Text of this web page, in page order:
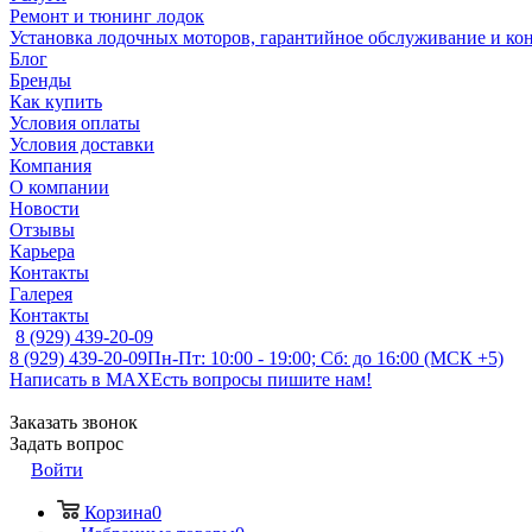
Ремонт и тюнинг лодок
Установка лодочных моторов, гарантийное обслуживание и
Блог
Бренды
Как купить
Условия оплаты
Условия доставки
Компания
О компании
Новости
Отзывы
Карьера
Контакты
Галерея
Контакты
8 (929) 439-20-09
8 (929) 439-20-09Пн-Пт: 10:00 - 19:00; Сб: до 16:00 (МСК +5)
Написать в MAXЕсть вопросы пишите нам!
Заказать звонок
Задать вопрос
Войти
Корзина0